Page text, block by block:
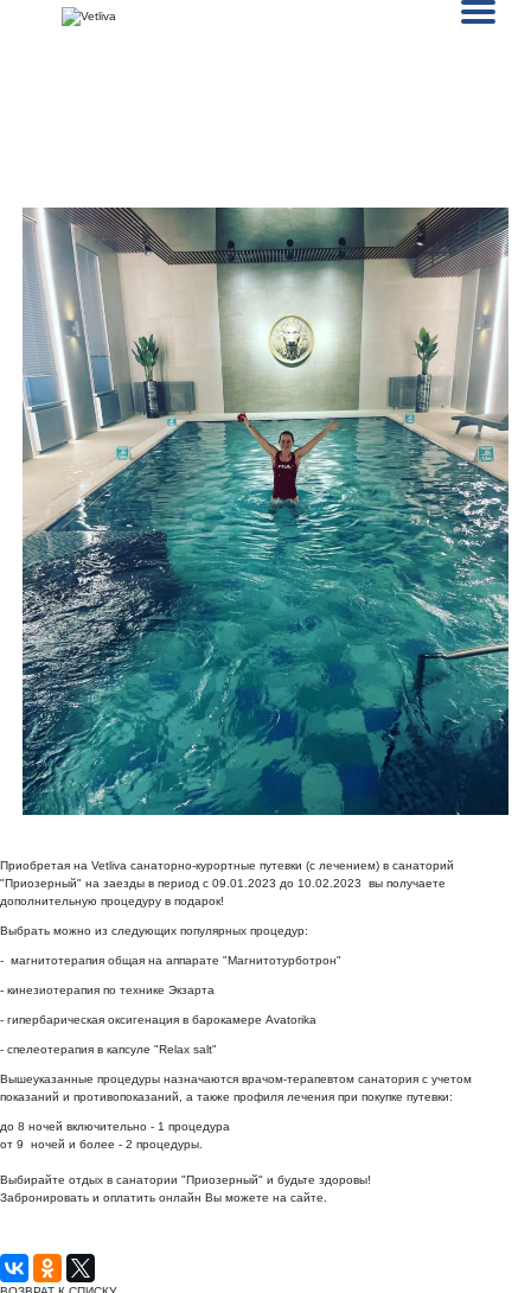
Приобретая на Vetliva санаторно-курортные путевки (с лечением) в санаторий
"Приозерный" на заезды в период с 09.01.2023 до 10.02.2023 вы получаете
дополнительную процедуру в подарок!
Выбрать можно из следующих популярных процедур:
- магнитотерапия общая на аппарате "Магнитотурботрон"
- кинезиотерапия по технике Экзарта
- гипербарическая оксигенация в барокамере Avatorika
- спелеотерапия в капсуле "Relax salt"
Вышеуказанные процедуры назначаются врачом-терапевтом санатория с учетом
показаний и противопоказаний, а также профиля лечения при покупке путевки:
до 8 ночей включительно - 1 процедура
от 9 ночей и более - 2 процедуры.
Выбирайте отдых в санатории "Приозерный" и будьте здоровы!
Забронировать и оплатить онлайн Вы можете на сайте